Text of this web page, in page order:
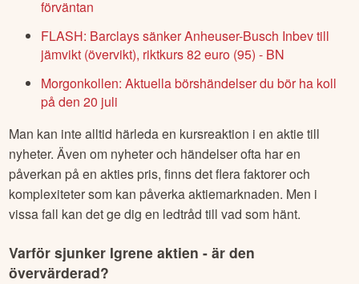
förväntan
FLASH: Barclays sänker Anheuser-Busch Inbev till
jämvikt (övervikt), riktkurs 82 euro (95) - BN
Morgonkollen: Aktuella börshändelser du bör ha koll
på den 20 juli
Man kan inte alltid härleda en kursreaktion i en aktie till
nyheter. Även om nyheter och händelser ofta har en
påverkan på en akties pris, finns det flera faktorer och
komplexiteter som kan påverka aktiemarknaden. Men i
vissa fall kan det ge dig en ledtråd till vad som hänt.
Varför sjunker Igrene aktien - är den
övervärderad?